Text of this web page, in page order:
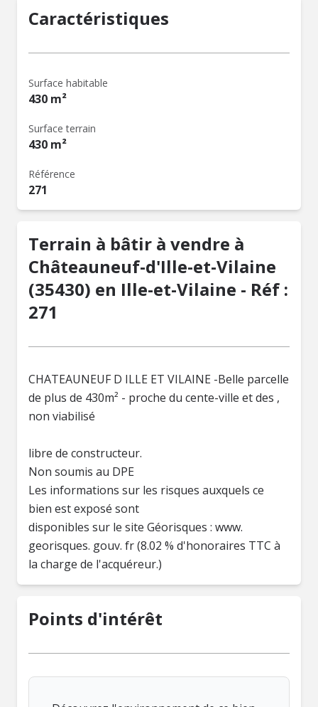
Caractéristiques
Surface habitable
430 m²
Surface terrain
430 m²
Référence
271
Terrain à bâtir à vendre à
Châteauneuf-d'Ille-et-Vilaine
(35430) en Ille-et-Vilaine - Réf :
271
CHATEAUNEUF D ILLE ET VILAINE -Belle parcelle
de plus de 430m² - proche du cente-ville et des ,
non viabilisé
libre de constructeur.
Non soumis au DPE
Les informations sur les risques auxquels ce
bien est exposé sont
disponibles sur le site Géorisques : www.
georisques. gouv. fr (8.02 % d'honoraires TTC à
la charge de l'acquéreur.)
Points d'intérêt